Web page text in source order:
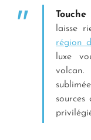
Touche
laisse
région
luxe
sources